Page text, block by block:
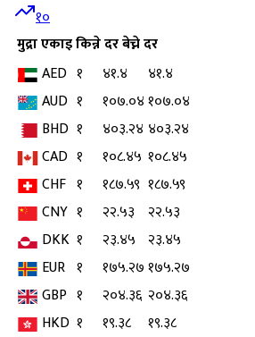
१०
मुद्राएकाइकिन्ने दरबेच्ने दर
AED १ ४१.४
४१.४
AUD १ १०७.०४१०७.०४
BHD १ ४०३.२४ ४०३.२४
CAD १ १०८.४५ १०८.४५
CHF १ १८७.५९ १८७.५९
CNY १ २२.५३
२२.५३
DKK १ २३.४५ २३.४५
EUR १ १७५.२७१७५.२७
GBP १ २०४.३६ २०४.३६
HKD १ १९.३८
१९.३८